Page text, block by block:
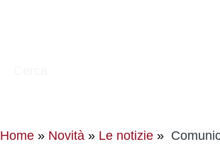
Home Novità Le notizie